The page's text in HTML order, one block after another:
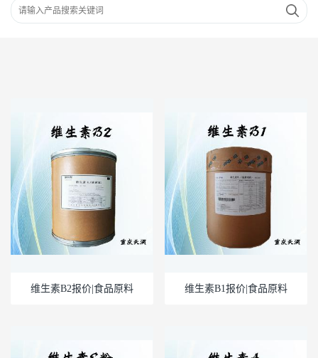
维生素B2报价|食品原料 维生素B1报价|食品原料